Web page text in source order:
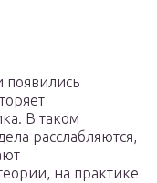
появились
В таком
расслабляются,
на практике